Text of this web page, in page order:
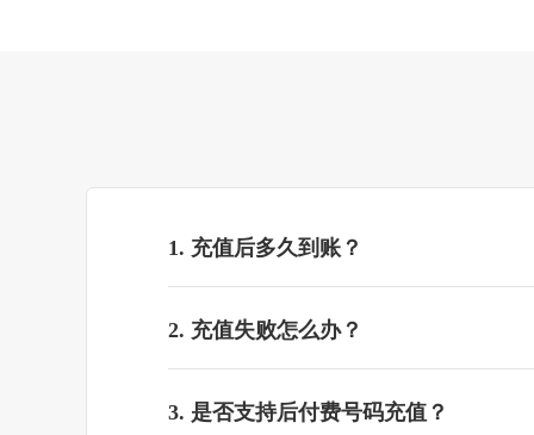
1. 充值后多久到账？
2. 充值失败怎么办？
3. 是否支持后付费号码充值？